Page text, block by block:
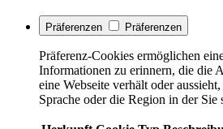
Präferenzen Präferenzen
Präferenz-Cookies ermöglichen
Informationen zu erinnern, die die
eine Webseite verhält oder
Sprache oder die Region in der Sie